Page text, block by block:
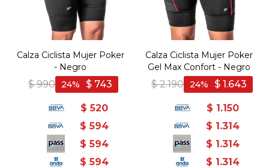
Calza Ciclista Mujer Poker
- Negro
$ 990 $ 743
24
$ 520
$ 594
$ 594
$ 594
Calza Ciclista Mujer Poker
Gel Max Confort - Negro
$ 2.190 $ 1.643
24
$ 1.150
$ 1.314
$ 1.314
$ 1.314